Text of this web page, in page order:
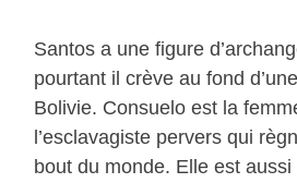
Santos a une figure
pourtant il crève au fond
Bolivie. Consuelo est la
l’esclavagiste pervers qui
bout du monde. Elle est